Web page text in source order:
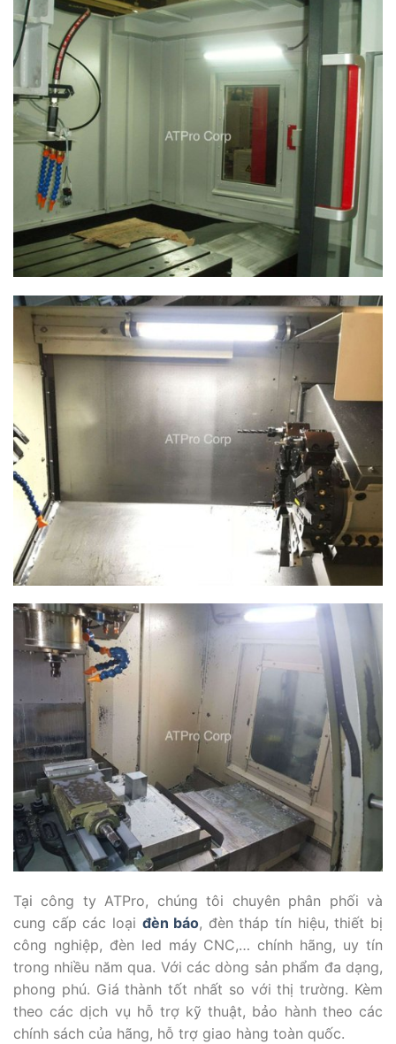
Tại công ty ATPro, chúng tôi chuyên phân phối và
cung cấp các loại đèn báo, đèn tháp tín hiệu, thiết bị
công nghiệp, đèn led máy CNC,… chính hãng, uy tín
trong nhiều năm qua. Với các dòng sản phẩm đa dạng,
phong phú. Giá thành tốt nhất so với thị trường. Kèm
theo các dịch vụ hỗ trợ kỹ thuật, bảo hành theo các
chính sách của hãng, hỗ trợ giao hàng toàn quốc.